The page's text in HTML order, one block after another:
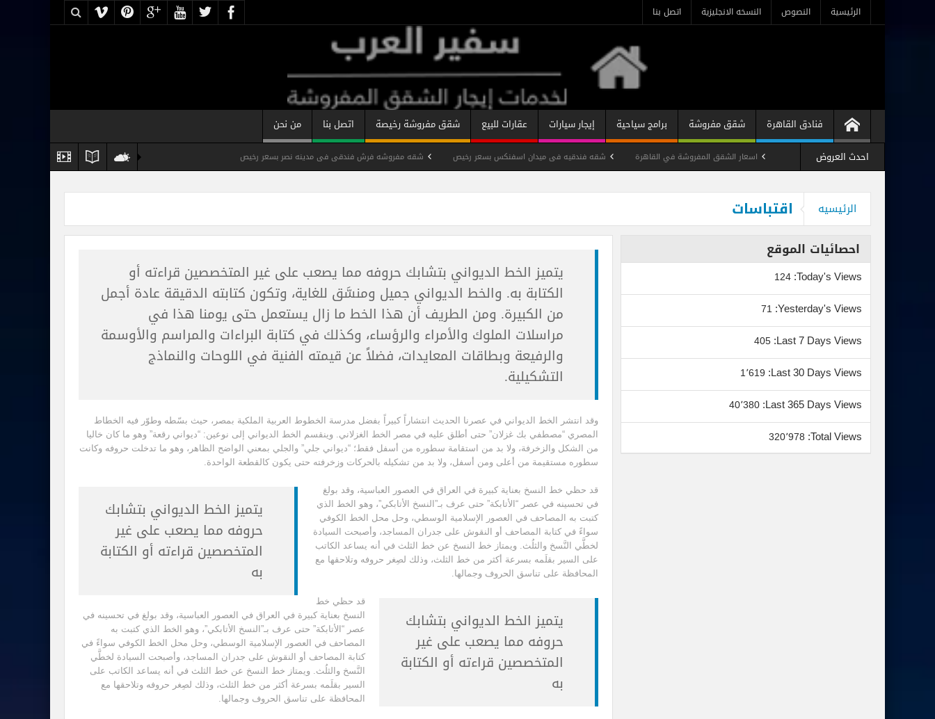
الرئيسية النصوص النسخه الانجليزية اتصل بنا
فنادق القاهرة شقق مفروشة برامج سياحية إيجار سيارات عقارات للبيع شقق مفروشة رخيصة اتصل بنا
من نحن
احدث العروض
اسعار الشقق المفروشة في القاهرة شقه فندقيه فى ميدان اسفنكس بسعر رخيص
شقه مفروشه فرش فندقى فى مدينه نصر بسعر رخيص
استوديو مفروش فندقي المهندسين
الرئيسيه اقتباسات
يتميز الخط الديواني بتشابك حروفه مما يصعب على غير المتخصصين قراءته أو
الكتابة به. والخط الديواني جميل ومنسَّق للغاية، وتكون كتابته الدقيقة عادة أجمل
من الكبيرة. ومن الطريف أن هذا الخط ما زال يستعمل حتى يومنا هذا في
مراسلات الملوك والأمراء والرؤساء، وكذلك في كتابة البراءات والمراسم والأوسمة
والرفيعة وبطاقات المعايدات، فضلاً عن قيمته الفنية في اللوحات والنماذج
التشكيلية.
وقد انتشر الخط الديواني في عصرنا الحديث انتشاراً كبيراً بفضل مدرسة الخطوط العربية الملكية بمصر، حيث بسّطه وطوّر فيه الخطاط
المصري “مصطفي بك غزلان” حتى أطلق عليه في مصر الخط الغزلاني. وينقسم الخط الديواني إلى نوعين: “ديواني رقعة” وهو ما كان خاليا
من الشكل والزخرفة، ولا بد من استقامة سطوره من أسفل فقط؛ “ديواني جلي” والجلي بمعني الواضح الظاهر، وهو ما تدخلت حروفه وكانت
سطوره مستقيمة من أعلى ومن أسفل، ولا بد من تشكيله بالحركات وزخرفته حتى يكون كالقطعة الواحدة.
يتميز الخط الديواني بتشابك
حروفه مما يصعب على غير
المتخصصين قراءته أو الكتابة
به
قد حظي خط النسخ بعناية كبيرة في العراق في العصور العباسية، وقد بولغ
في تحسينه في عصر “الأتابكة” حتى عرف بـ”النسخ الأتابكي”، وهو الخط الذي
كتبت به المصاحف في العصور الإسلامية الوسطي، وحل محل الخط الكوفي
سواءً في كتابة المصاحف أو النقوش على جدران المساجد، وأصبحت السيادة
لخطَّي النَّسخ والثلُث. ويمتاز خط النسخ عن خط الثلث في أنه يساعد الكاتب
على السير بقلَمه بسرعة أكثر من خط الثلث، وذلك لصِغر حروفه وتلاحقها مع
المحافظة على تناسق الحروف وجمالها.
يتميز الخط الديواني بتشابك
حروفه مما يصعب على غير
المتخصصين قراءته أو الكتابة
به
قد حظي خط
النسخ بعناية كبيرة في العراق في العصور العباسية، وقد بولغ في تحسينه في
عصر “الأتابكة” حتى عرف بـ”النسخ الأتابكي”، وهو الخط الذي كتبت به
المصاحف في العصور الإسلامية الوسطي، وحل محل الخط الكوفي سواءً في
كتابة المصاحف أو النقوش على جدران المساجد، وأصبحت السيادة لخطَّي
النَّسخ والثلُث. ويمتاز خط النسخ عن خط الثلث في أنه يساعد الكاتب على
السير بقلَمه بسرعة أكثر من خط الثلث، وذلك لصِغر حروفه وتلاحقها مع
المحافظة على تناسق الحروف وجمالها.
احصائيات الموقع
Today's Views:
124
Yesterday's Views:
71
Last 7 Days Views:
405
Last 30 Days Views: 1٬619
Last 365 Days Views: 40٬380
Total Views: 320٬978